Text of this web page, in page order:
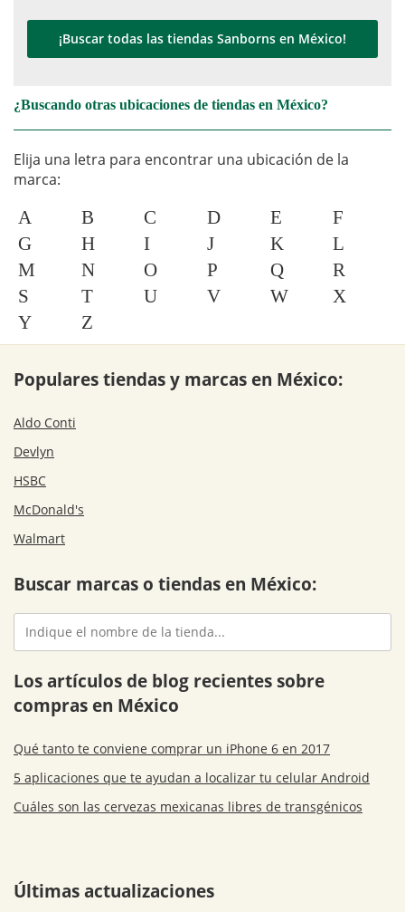
¡Buscar todas las tiendas Sanborns en México!
¿Buscando otras ubicaciones de tiendas en México?
Elija una letra para encontrar una ubicación de la
marca:
A B C D E
F
G
H I J K
L
M
N O P Q
R
S
T U V W
X
Y
Z
Populares tiendas y marcas en México:
Aldo Conti
Devlyn
HSBC
McDonald's
Walmart
Buscar marcas o tiendas en México:
Los artículos de blog recientes sobre
compras en México
Qué tanto te conviene comprar un iPhone 6 en 2017
5 aplicaciones que te ayudan a localizar tu celular Android
Cuáles son las cervezas mexicanas libres de transgénicos
Últimas actualizaciones